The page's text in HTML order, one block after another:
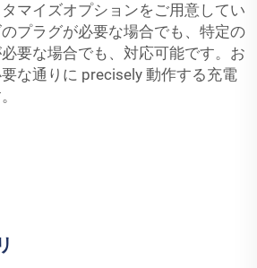
マイズオプションをご用意してい
プラグが必要な場合でも、特定の
要な場合でも、対応可能です。お
な通りに precisely 動作する充電